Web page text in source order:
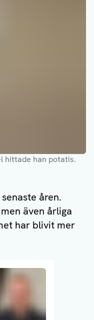
hittade han potatis.
åren.
även årliga
har blivit mer